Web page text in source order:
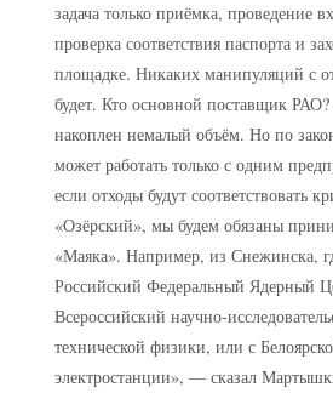
задача только приёмка, проведение
проверка соответствия паспорта и
площадке. Никаких манипуляций с
будет. Кто основной поставщик
накоплен немалый объём. Но по
может работать только с одним
если отходы будут соответствовать
«Озёрский», мы будем обязаны
«Маяка». Например, из Снежинска,
Российский Федеральный Ядерный
Всероссийский научно-
технической физики, или с
электростанции», — сказал